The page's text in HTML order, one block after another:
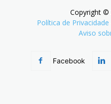
Copyright ©
Política de Privacidade
Aviso
Facebook